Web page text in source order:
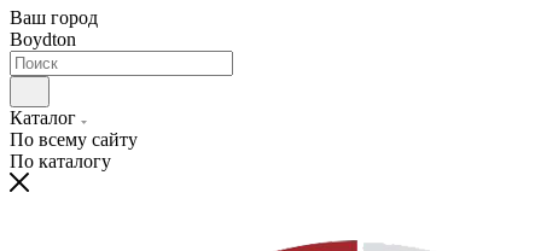
Ваш город
Boydton
Каталог
По всему сайту
По каталогу